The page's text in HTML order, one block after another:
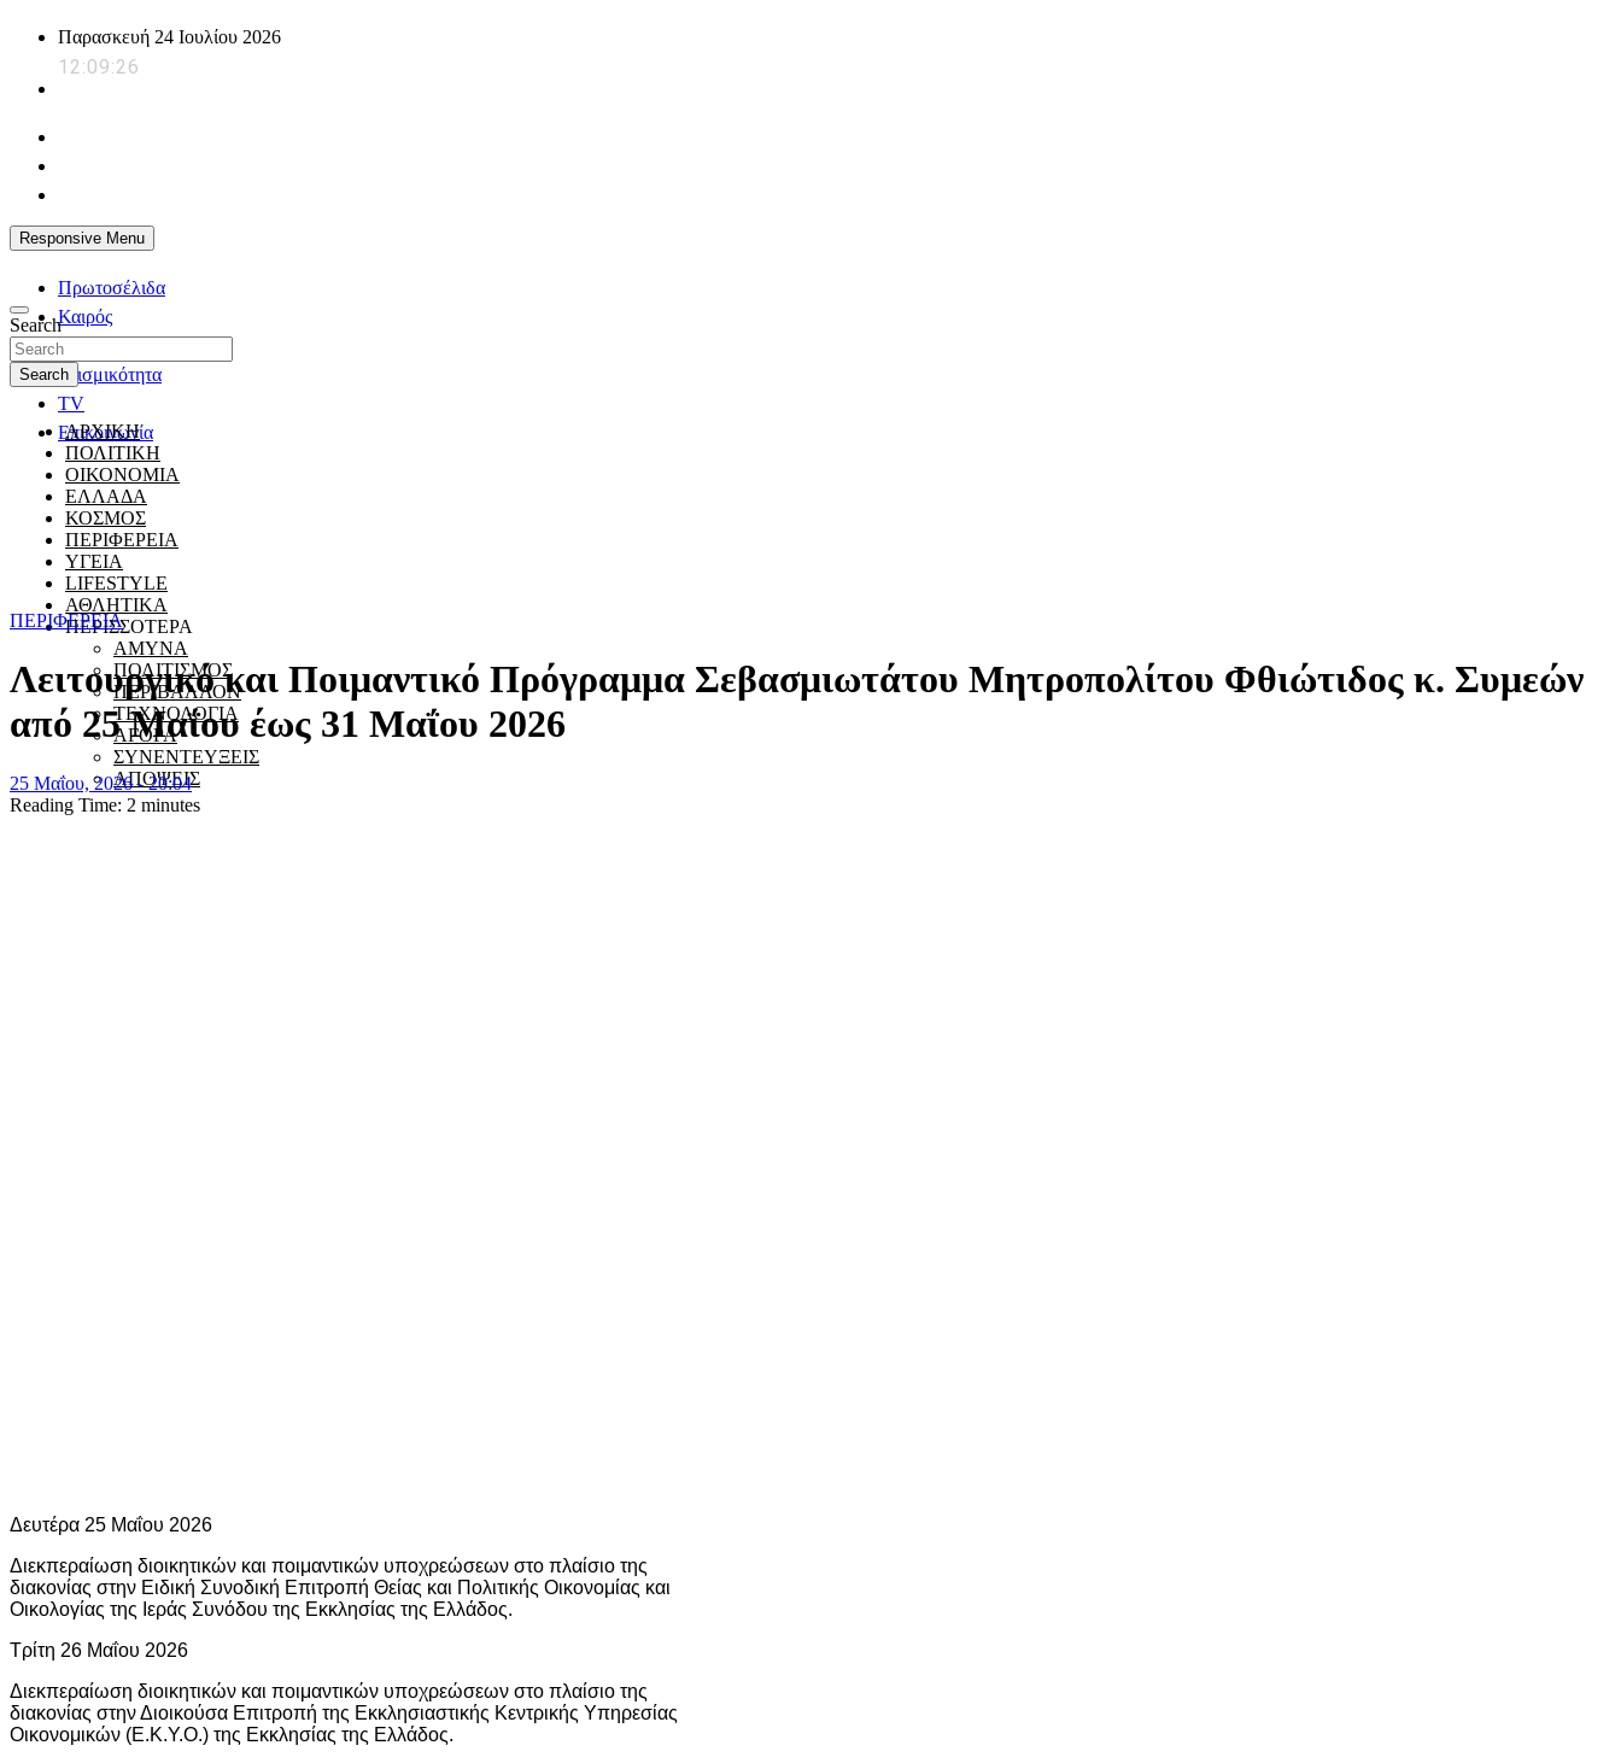
Παρασκευή 24 Ιουλίου 2026
12:09:27
Responsive Menu
Πρωτοσέλιδα
Καιρός
Ζώδια
Σεισμικότητα
TV
Επικοινωνία
powerplayer.gr
Search
Search
ΑΡΧΙΚΗ
ΠΟΛΙΤΙΚΗ
ΟΙΚΟΝΟΜΙΑ
ΕΛΛΑΔΑ
ΚΟΣΜΟΣ
ΠΕΡΙΦΕΡΕΙΑ
ΥΓΕΙΑ
LIFESTYLE
ΑΘΛΗΤΙΚΑ
ΠΕΡΙΣΣΟΤΕΡΑ
ΑΜΥΝΑ
ΠΟΛΙΤΙΣΜΟΣ
ΠΕΡΙΒΑΛΛΟΝ
ΤΕΧΝΟΛΟΓΙΑ
ΑΓΟΡΑ
ΣΥΝΕΝΤΕΥΞΕΙΣ
ΑΠΟΨΕΙΣ
ΠΕΡΙΦΕΡΕΙΑ
Λειτουργικό και Ποιμαντικό Πρόγραμμα Σεβασμιωτάτου Μητροπολίτου Φθιώτιδος κ. Συμεών
από 25 Μαΐου έως 31 Μαΐου 2026
25 Μαΐου, 2026 - 20:04
Reading Time: 2 minutes
Δευτέρα 25 Μαΐου 2026
Διεκπεραίωση διοικητικών και ποιμαντικών υποχρεώσεων στο πλαίσιο της
διακονίας στην Ειδική Συνοδική Επιτροπή Θείας και Πολιτικής Οικονομίας και
Οικολογίας της Ιεράς Συνόδου της Εκκλησίας της Ελλάδος.
Τρίτη 26 Μαΐου 2026
Διεκπεραίωση διοικητικών και ποιμαντικών υποχρεώσεων στο πλαίσιο της
διακονίας στην Διοικούσα Επιτροπή της Εκκλησιαστικής Κεντρικής Υπηρεσίας
Οικονομικών (Ε.Κ.Υ.Ο.) της Εκκλησίας της Ελλάδος.